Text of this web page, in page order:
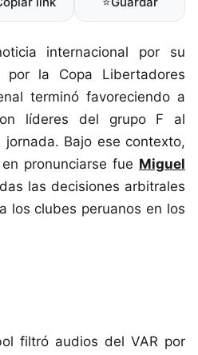
internacional por su
por la Copa Libertadores
terminó favoreciendo a
líderes del grupo F al
Bajo ese contexto,
pronunciarse fue Miguel
las decisiones arbitrales
los clubes peruanos en los
filtró audios del VAR por